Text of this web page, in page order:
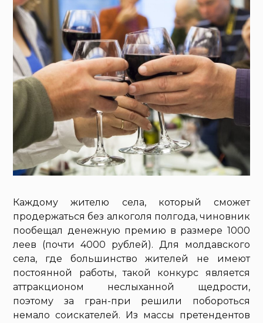
Каждому жителю села, который сможет
продержаться без алкоголя полгода, чиновник
пообещал денежную премию в размере 1000
леев (почти 4000 рублей). Для молдавского
села, где большинство жителей не имеют
постоянной работы, такой конкурс является
аттракционом неслыханной щедрости,
поэтому за гран-при решили побороться
немало соискателей. Из массы претендентов